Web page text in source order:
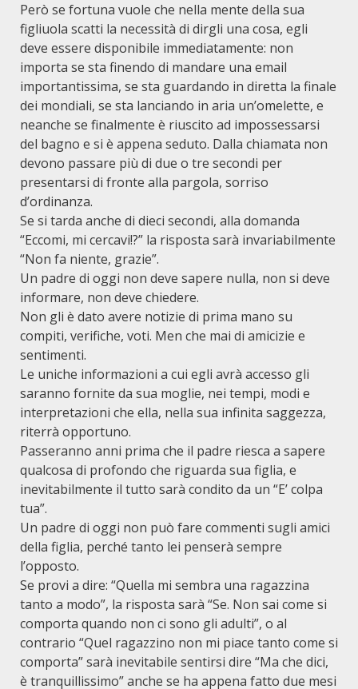
Però se fortuna vuole che nella mente della sua
figliuola scatti la necessità di dirgli una cosa, egli
deve essere disponibile immediatamente: non
importa se sta finendo di mandare una email
importantissima, se sta guardando in diretta la finale
dei mondiali, se sta lanciando in aria un’omelette, e
neanche se finalmente è riuscito ad impossessarsi
del bagno e si è appena seduto. Dalla chiamata non
devono passare più di due o tre secondi per
presentarsi di fronte alla pargola, sorriso
d’ordinanza.
Se si tarda anche di dieci secondi, alla domanda
“Eccomi, mi cercavi!?” la risposta sarà invariabilmente
“Non fa niente, grazie”.
Un padre di oggi non deve sapere nulla, non si deve
informare, non deve chiedere.
Non gli è dato avere notizie di prima mano su
compiti, verifiche, voti. Men che mai di amicizie e
sentimenti.
Le uniche informazioni a cui egli avrà accesso gli
saranno fornite da sua moglie, nei tempi, modi e
interpretazioni che ella, nella sua infinita saggezza,
riterrà opportuno.
Passeranno anni prima che il padre riesca a sapere
qualcosa di profondo che riguarda sua figlia, e
inevitabilmente il tutto sarà condito da un “E’ colpa
tua”.
Un padre di oggi non può fare commenti sugli amici
della figlia, perché tanto lei penserà sempre
l’opposto.
Se provi a dire: “Quella mi sembra una ragazzina
tanto a modo”, la risposta sarà “Se. Non sai come si
comporta quando non ci sono gli adulti”, o al
contrario “Quel ragazzino non mi piace tanto come si
comporta” sarà inevitabile sentirsi dire “Ma che dici,
è tranquillissimo” anche se ha appena fatto due mesi